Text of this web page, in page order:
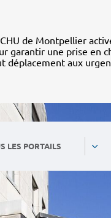
de Montpellier
garantir une prise en
déplacement aux
LES PORTAILS